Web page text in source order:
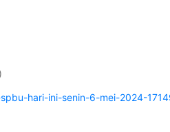
hari-ini-senin-6-mei-2024-